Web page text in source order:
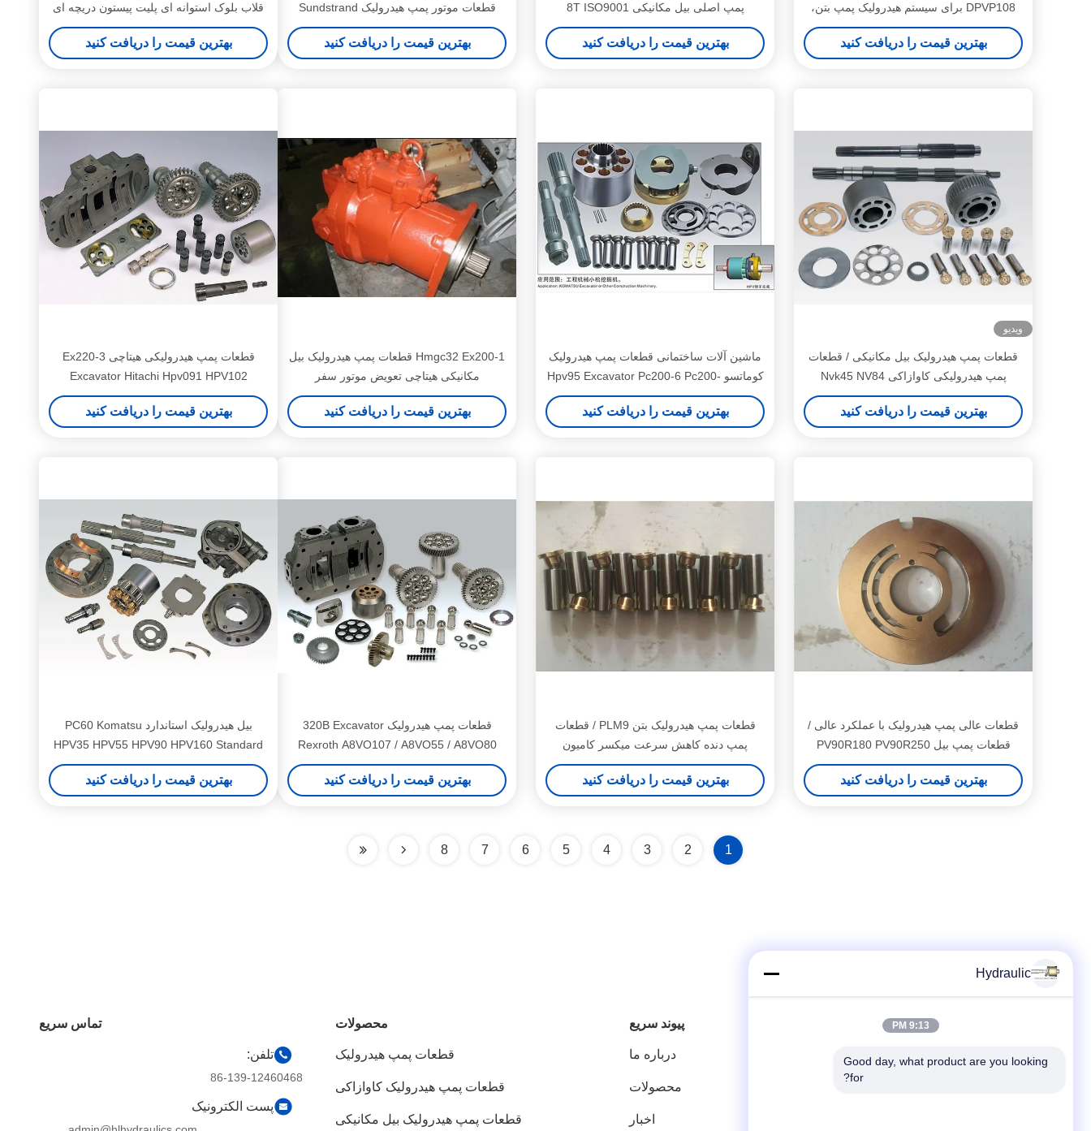
DPVP108 برای سیستم هیدرولیک پمپ بتن،
میکسر و بیل مکانیکی
بهترین قیمت را دریافت کنید
پمپ اصلی بیل مکانیکی 8T ISO9001
بهترین قیمت را دریافت کنید
قطعات موتور پمپ هیدرولیک Sundstrand
سری 23 24 25
بهترین قیمت را دریافت کنید
قلاب بلوک استوانه ای پلیت پیستون دریچه ای
شامل می شود
بهترین قیمت را دریافت کنید
ویدیو
قطعات پمپ هیدرولیک بیل مکانیکی / قطعات
پمپ هیدرولیکی کاوازاکی Nvk45 NV84
NV111 NV120 NV237
بهترین قیمت را دریافت کنید
ماشین آلات ساختمانی قطعات پمپ هیدرولیک
کوماتسو Hpv95 Excavator Pc200-6 Pc200-
7
بهترین قیمت را دریافت کنید
Hmgc32 Ex200-1 قطعات پمپ هیدرولیک بیل
مکانیکی هیتاچی تعویض موتور سفر
بهترین قیمت را دریافت کنید
قطعات پمپ هیدرولیکی هیتاچی Ex220-3
Excavator Hitachi Hpv091 HPV102
HPV116 HPV125B
بهترین قیمت را دریافت کنید
قطعات عالی پمپ هیدرولیک با عملکرد عالی /
قطعات پمپ بیل PV90R180 PV90R250
بهترین قیمت را دریافت کنید
قطعات پمپ هیدرولیک بتن PLM9 / قطعات
پمپ دنده کاهش سرعت میکسر کامیون
بهترین قیمت را دریافت کنید
قطعات پمپ هیدرولیک 320B Excavator
Rexroth A8VO107 / A8VO55 / A8VO80
بهترین قیمت را دریافت کنید
بیل هیدرولیک استاندارد PC60 Komatsu
HPV35 HPV55 HPV90 HPV160 Standard
Excavator PC60 Komatsu
بهترین قیمت را دریافت کنید
1
2
3
4
5
6
7
8
پيوند سريع
درباره ما
محصولات
اخبار
محصولات
قطعات پمپ هیدرولیک
قطعات پمپ هیدرولیک کاوازاکی
قطعات پمپ هیدرولیک بیل مکانیکی
تماس سریع
تلفن:
86-139-12460468
پست الکترونیک
Hydraulic
9:13 PM
Good day, what product are you looking
for?